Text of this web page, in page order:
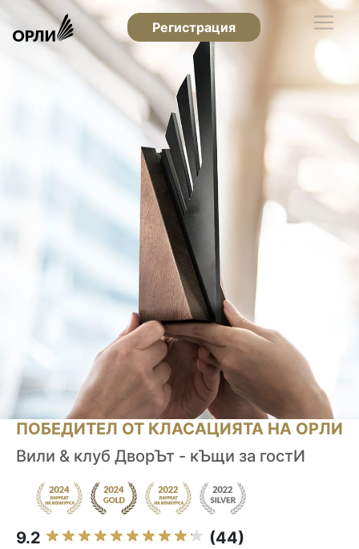
Регистрация
ПОБЕДИТЕЛ ОТ КЛАСАЦИЯТА НА ОРЛИ
Вили & клуб ДворЪт - кЪщи за гостИ
9.2 (44)